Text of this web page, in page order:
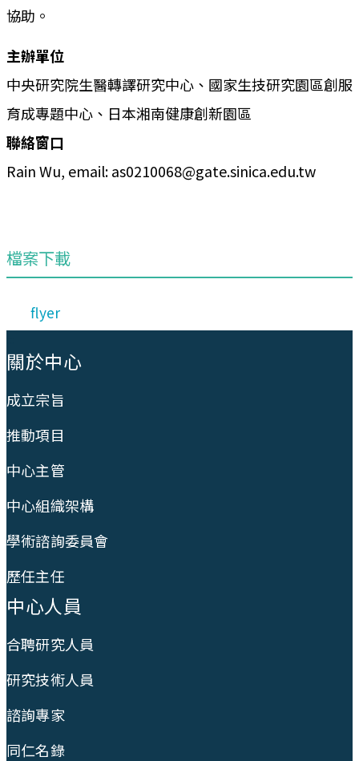
協助。
主辦單位
中央研究院生醫轉譯研究中心、國家生技研究園區創服
育成專題中心、日本湘南健康創新園區
聯絡窗口
Rain Wu, email: as0210068@gate.sinica.edu.tw
檔案下載
flyer
關於中心
成立宗旨
推動項目
中心主管
中心組織架構
學術諮詢委員會
歷任主任
中心人員
合聘研究人員
研究技術人員
諮詢專家
同仁名錄